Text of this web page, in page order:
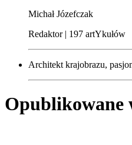
Michał Józefczak
Redaktor | 197 artYkułów
Architekt krajobrazu,
Opublikowane